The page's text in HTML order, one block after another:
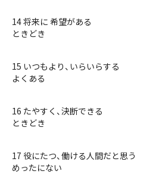
14 将来に 希望がある
ときどき
15 いつもより、いらいらする
よくある
16 たやすく、決断できる
ときどき
17 役にたつ、働ける人間だと思う
めったにない